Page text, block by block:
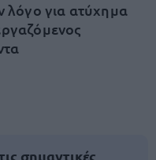
λόγο για ατύχημα
σημαντικές